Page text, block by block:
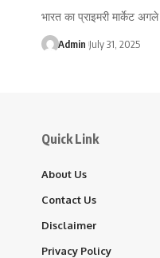
भारत का प्राइमरी मार्केट
Admin July 31, 2025
Quick Link
About Us
Contact Us
Disclaimer
Privacy Policy